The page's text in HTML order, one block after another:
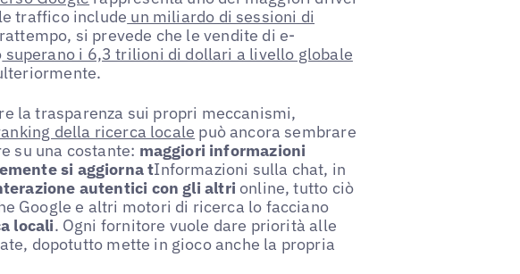
traffico include un miliardo di sessioni di
si prevede che le vendite di e-
superano i 6,3 trilioni di dollari a livello globale
la trasparenza sui propri meccanismi,
della ricerca locale può ancora sembrare
su una costante: maggiori informazioni
si aggiorna tInformazioni sulla chat, in
autentici con gli altri online, tutto ciò
Google e altri motori di ricerca lo facciano
locali. Ogni fornitore vuole dare priorità alle
dopotutto mette in gioco anche la propria